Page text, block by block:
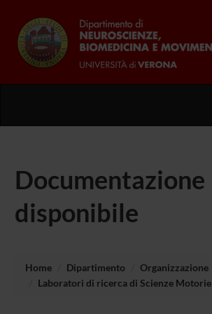
Documentazione
disponibile
Home Dipartimento
Organizzazione
Laboratori di ricerca di Scienze Motorie